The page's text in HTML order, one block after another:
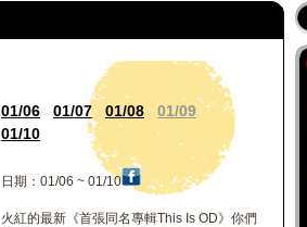
01/06 01/07 01/08
01/09
01/10
日期：01/06 ~ 01/10
火紅的最新《首張同名專輯This Is OD》你們